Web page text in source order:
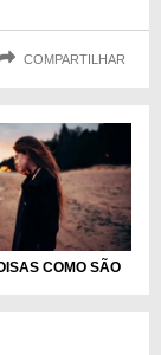
COMPARTILHAR
COMO SÃO